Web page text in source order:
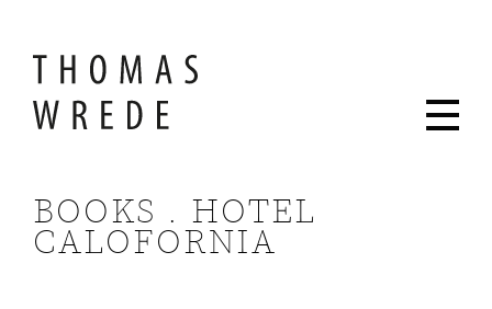
BOOKS . HOTEL
CALOFORNIA